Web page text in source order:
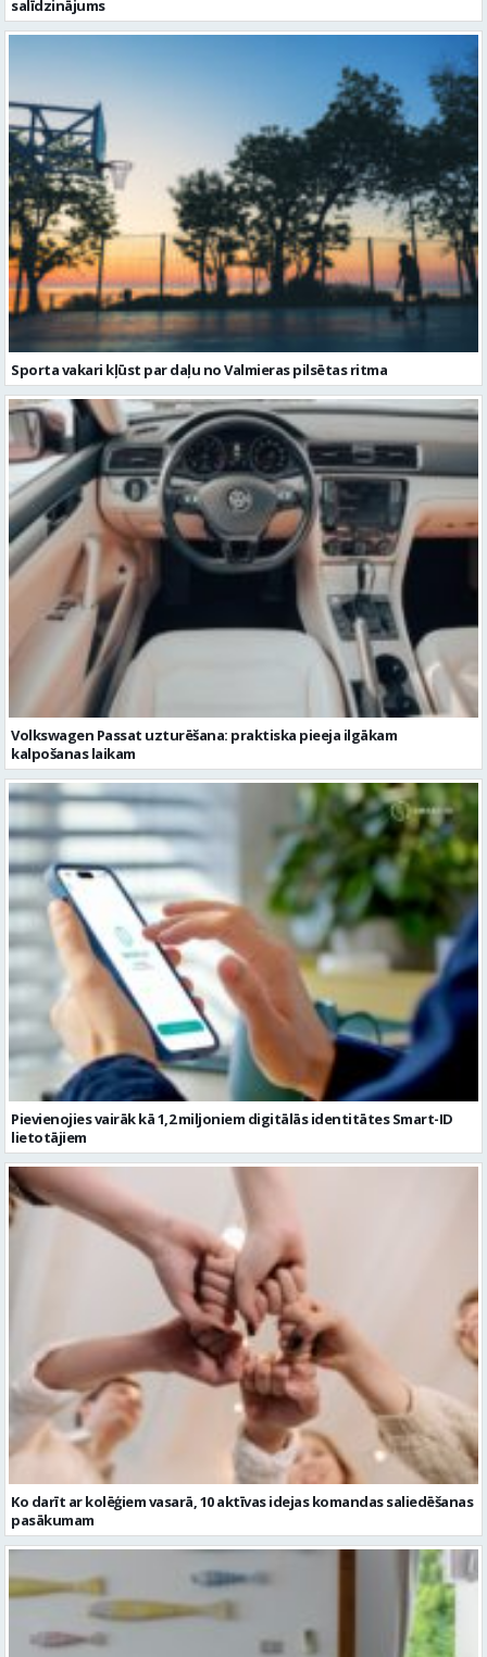
Sporta vakari kļūst par daļu no Valmieras pilsētas ritma
Volkswagen Passat uzturēšana: praktiska pieeja ilgākam
kalpošanas laikam
Pievienojies vairāk kā 1,2 miljoniem digitālās identitātes Smart-ID
lietotājiem
Ko darīt ar kolēģiem vasarā, 10 aktīvas idejas komandas saliedēšanas
pasākumam